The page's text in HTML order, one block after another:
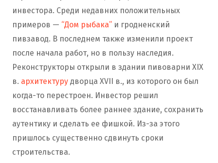
инвестора. Среди недавних положительных
примеров — “Дом рыбака” и гродненский
пивзавод. В последнем также изменили проект
после начала работ, но в пользу наследия.
Реконструкторы открыли в здании пивоварни XIX
в. архитектуру дворца XVII в., из которого он был
когда-то перестроен. Инвестор решил
восстанавливать более раннее здание, сохранить
аутентику и сделать ее фишкой. Из-за этого
пришлось существенно сдвинуть сроки
строительства.